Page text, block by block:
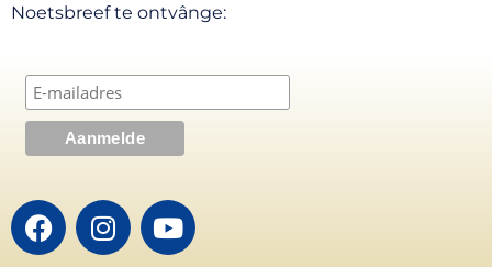
Noetsbreef te ontvânge: